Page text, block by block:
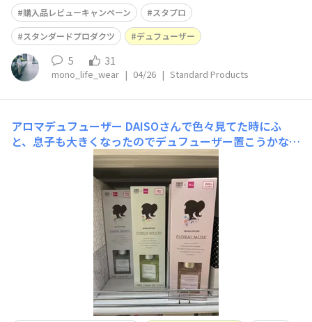
購入品レビューキャンペーン
スタプロ
スタンダードプロダクツ
デュフューザー
5 31
mono_life_wear | 04/26 | Standard Products
アロマデュフューザー DAISOさんで色々見てた時にふ
と、息子も大きくなったのでデュフューザー置こうかなと
思い商品を見てみる。試しの香りとかないのか…試しに瓶
の近くを匂うと微かに香りが！息子と一緒に嗅ぎながら息
子の好みを優先しつつ👈左のリネンホワイトが息子のお
好みだったようでこちらを2つ購入。テレビ台に置いてま